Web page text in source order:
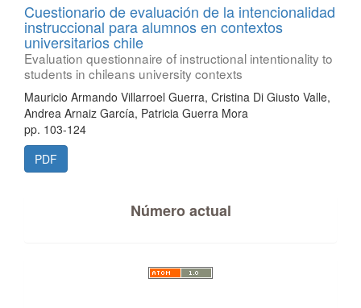
Cuestionario de evaluación de la intencionalidad
instruccional para alumnos en contextos
universitarios chile
Evaluation questionnaire of instructional intentionality to
students in chileans university contexts
Mauricio Armando Villarroel Guerra, Cristina Di Giusto Valle,
Andrea Arnaiz García, Patricia Guerra Mora
pp. 103-124
PDF
Número actual